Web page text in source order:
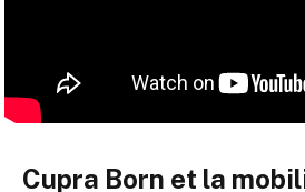
Cupra Born et la